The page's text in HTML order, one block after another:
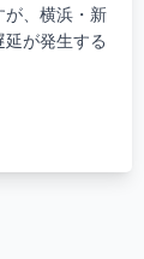
、横浜・新
が発生する